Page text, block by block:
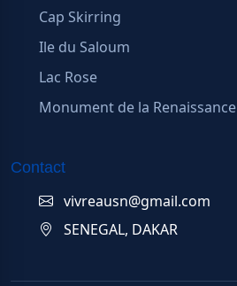
Cap Skirring
Ile du Saloum
Lac Rose
Monument de la Renaissance
Contact
vivreausn@gmail.com
SENEGAL, DAKAR